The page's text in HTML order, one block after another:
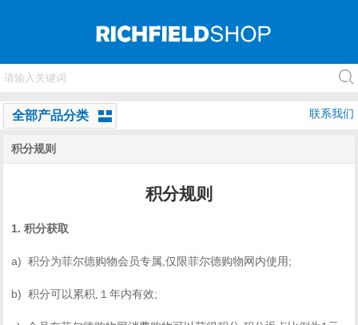
联系我们
全部产品分类
积分规则
积分规则
1.积分获取
a)积分为菲尔德购物会员专属 ,仅限菲尔德购物网内使用 ;
b)积分可以累积, １年内有效;